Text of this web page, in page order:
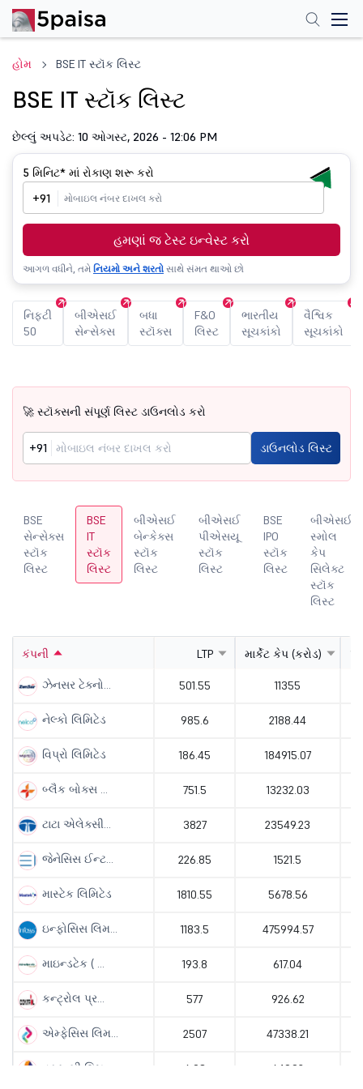
હોમ BSE IT સ્ટૉક લિસ્ટ
BSE IT સ્ટૉક લિસ્ટ
છેલ્લું અપડેટ: 10 ઓગસ્ટ, 2026 - 12:06 PM
5 મિનિટ* માં રોકાણ શરૂ કરો
+91
હમણાં જ ટેસ્ટ ઇન્વેસ્ટ કરો
આગળ વધીને, તમે નિયમો અને શરતો સાથે સંમત થાઓ છો
નિફ્ટી
50
બીએસઈ
સેન્સેક્સ
બધા
સ્ટૉક્સ
F&O
લિસ્ટ
ભારતીય
સૂચકાંકો
વૈશ્વિક
સૂચકાંકો
🚀 સ્ટૉક્સની સંપૂર્ણ લિસ્ટ ડાઉનલોડ કરો
+91 ડાઉનલોડ લિસ્ટ
BSE
સેન્સેક્સ
સ્ટૉક
લિસ્ટ
BSE
IT
સ્ટૉક
લિસ્ટ
બીએસઈ
બેન્કેક્સ
સ્ટૉક
લિસ્ટ
બીએસઈ
પીએસયૂ
સ્ટૉક
લિસ્ટ
BSE
IPO
સ્ટૉક
લિસ્ટ
બીએસઈ
સ્મોલ
કેપ
સિલેક્ટ
સ્ટૉક
લિસ્ટ
કંપની LTP માર્કેટ કેપ (કરોડ)
ઝેનસર ટેક્નો... 501.55 11355
નેલ્કો લિમિટેડ 985.6 2188.44
વિપ્રો લિમિટેડ 186.45 184915.07
બ્લૈક બોક્સ ... 751.5 13232.03
ટાટા એલેક્સી... 3827 23549.23
જેનેસિસ ઈન્ટ... 226.85 1521.5
માસ્ટેક લિમિટેડ 1810.55 5678.56
ઇન્ફોસિસ લિમ... 1183.5 475994.57
માઇન્ડટેક ( ... 193.8 617.04
કન્ટ્રોલ પ્ર... 577 926.62
એમ્ફેસિસ લિમ... 2507 47338.21
વક્રન્ગી લિમ... 6.03 649.92